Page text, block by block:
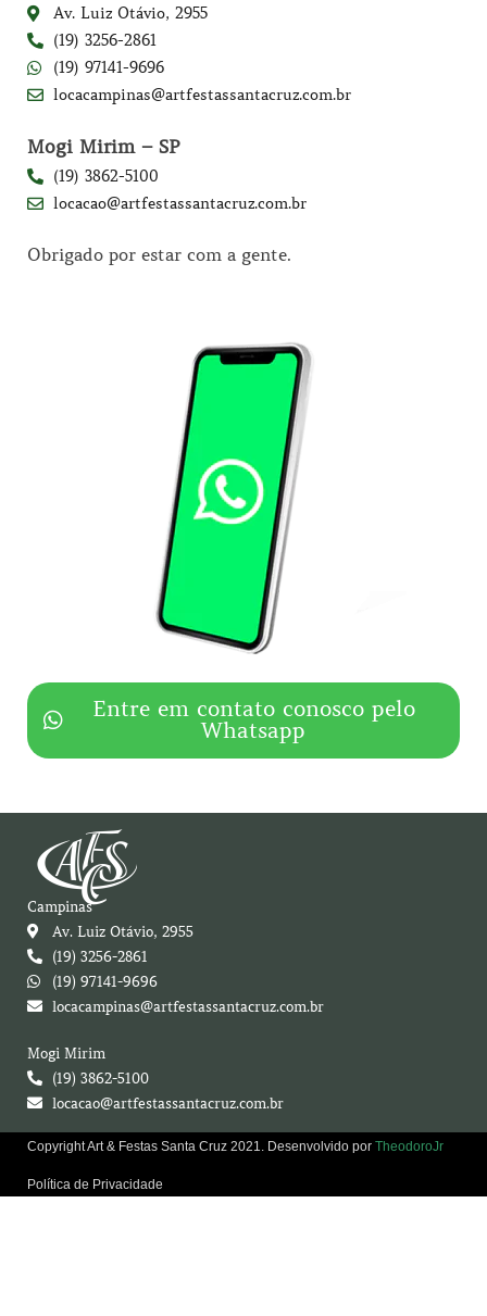
Av. Luiz Otávio, 2955
(19) 3256-2861
(19) 97141-9696
locacampinas@artfestassantacruz.com.br
Mogi Mirim – SP
(19) 3862-5100
locacao@artfestassantacruz.com.br
Obrigado por estar com a gente.
Entre em contato conosco pelo
Whatsapp
Campinas
Av. Luiz Otávio, 2955
(19) 3256-2861
(19) 97141-9696
locacampinas@artfestassantacruz.com.br
Mogi Mirim
(19) 3862-5100
locacao@artfestassantacruz.com.br
Copyright Art & Festas Santa Cruz 2021. Desenvolvido por TheodoroJr
Política de Privacidade